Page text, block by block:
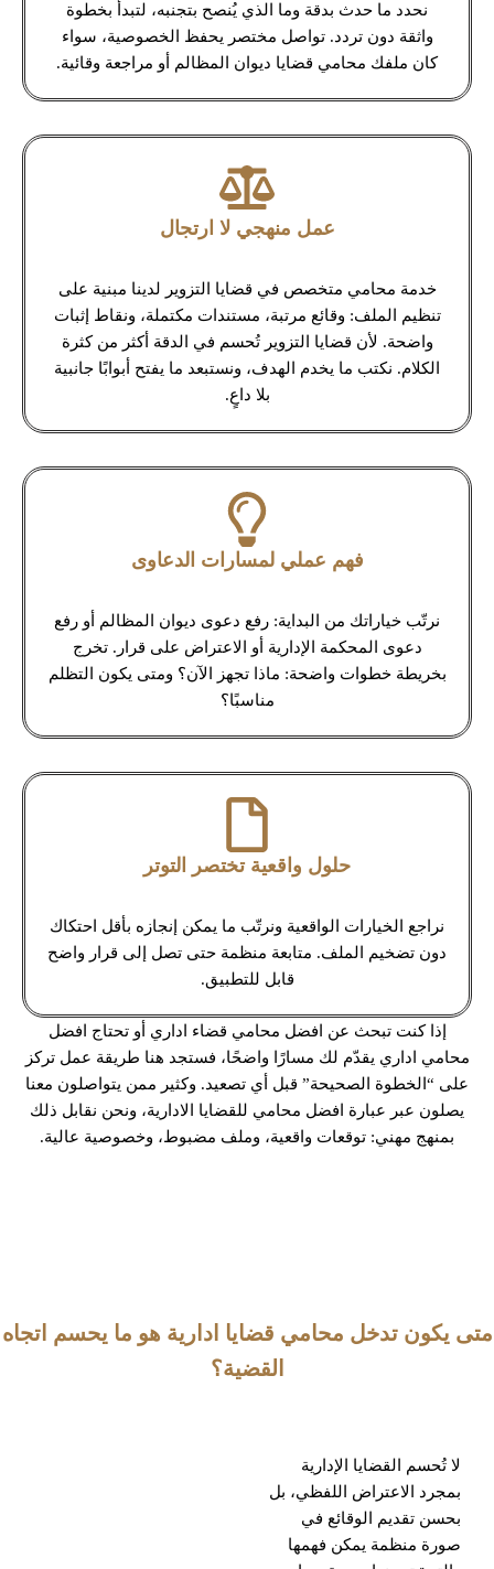
نحدد ما حدث بدقة وما الذي يُنصح بتجنبه، لتبدأ بخطوة
واثقة دون تردد. تواصل مختصر يحفظ الخصوصية، سواء
كان ملفك محامي قضايا ديوان المظالم أو مراجعة وقائية.
عمل منهجي لا ارتجال
خدمة محامي متخصص في قضايا التزوير لدينا مبنية على
تنظيم الملف: وقائع مرتبة، مستندات مكتملة، ونقاط إثبات
واضحة. لأن قضايا التزوير تُحسم في الدقة أكثر من كثرة
الكلام. نكتب ما يخدم الهدف، ونستبعد ما يفتح أبوابًا جانبية
بلا داعٍ.
فهم عملي لمسارات الدعاوى
نرتّب خياراتك من البداية: رفع دعوى ديوان المظالم أو رفع
دعوى المحكمة الإدارية أو الاعتراض على قرار. تخرج
بخريطة خطوات واضحة: ماذا تجهز الآن؟ ومتى يكون التظلم
مناسبًا؟
حلول واقعية تختصر التوتر
نراجع الخيارات الواقعية ونرتّب ما يمكن إنجازه بأقل احتكاك
دون تضخيم الملف. متابعة منظمة حتى تصل إلى قرار واضح
قابل للتطبيق.
إذا كنت تبحث عن افضل محامي قضاء اداري أو تحتاج افضل
محامي اداري يقدّم لك مسارًا واضحًا، فستجد هنا طريقة عمل تركز
على “الخطوة الصحيحة” قبل أي تصعيد. وكثير ممن يتواصلون معنا
يصلون عبر عبارة افضل محامي للقضايا الادارية، ونحن نقابل ذلك
بمنهج مهني: توقعات واقعية، وملف مضبوط، وخصوصية عالية.
متى يكون تدخل محامي قضايا ادارية هو ما يحسم اتجاه
القضية؟
لا تُحسم القضايا الإدارية
بمجرد الاعتراض اللفظي، بل
بحسن تقديم الوقائع في
صورة منظمة يمكن فهمها